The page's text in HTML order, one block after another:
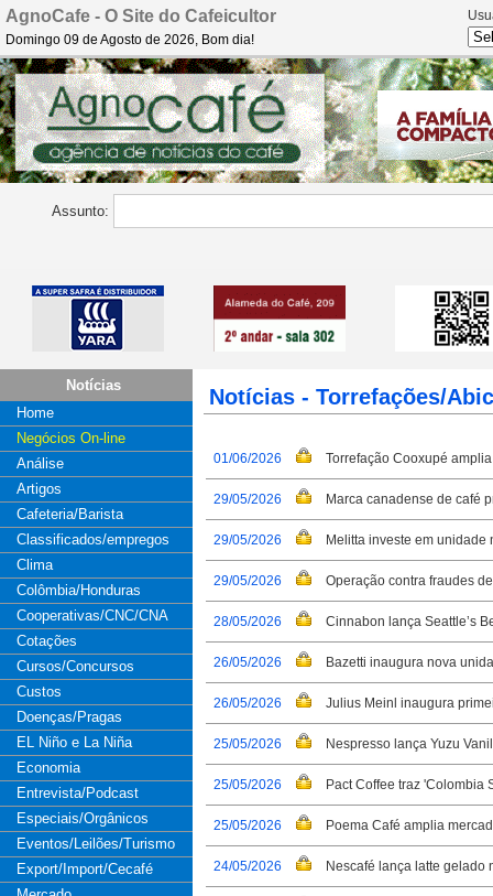
AgnoCafe - O Site do Cafeicultor
Domingo 09 de Agosto de 2026, Bom dia!
Assunto:
Notícias
Home
Negócios On-line
Análise
Artigos
Cafeteria/Barista
Classificados/empregos
Clima
Colômbia/Honduras
Cooperativas/CNC/CNA
Cotações
Cursos/Concursos
Custos
Doenças/Pragas
EL Niño e La Niña
Economia
Entrevista/Podcast
Especiais/Orgânicos
Eventos/Leilões/Turismo
Export/Import/Cecafé
Notícias - Torrefações/Abic
01/06/2026 Torrefação Cooxupé
29/05/2026 Marca canadense de café
29/05/2026 Melitta investe em unidade
29/05/2026 Operação contra fraudes
28/05/2026 Cinnabon lança Seattle’s
26/05/2026 Bazetti inaugura nova
26/05/2026 Julius Meinl inaugura
25/05/2026 Nespresso lança Yuzu
25/05/2026 Pact Coffee traz 'Colombia
25/05/2026 Poema Café amplia
24/05/2026 Nescafé lança latte gelado